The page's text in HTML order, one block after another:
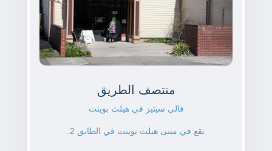
منتصف الطريق
فالي سيتيز في هيلث بوينت
يقع في مبنى هيلث بوينت في الطابق 2.